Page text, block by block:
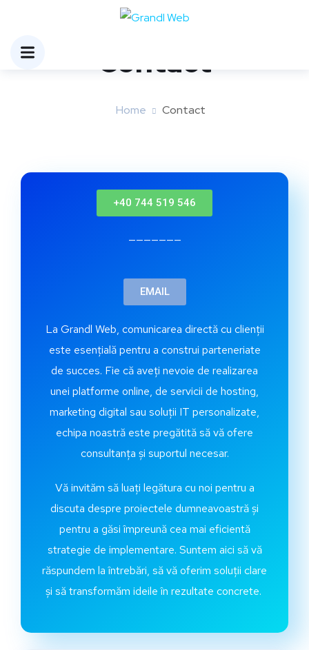
Contact
Home Contact
+40 744 519 546
———————
EMAIL
La Grandl Web, comunicarea directă cu clienții
este esențială pentru a construi parteneriate
de succes. Fie că aveți nevoie de realizarea
unei platforme online, de servicii de hosting,
marketing digital sau soluții IT personalizate,
echipa noastră este pregătită să vă ofere
consultanța și suportul necesar.
Vă invităm să luați legătura cu noi pentru a
discuta despre proiectele dumneavoastră și
pentru a găsi împreună cea mai eficientă
strategie de implementare. Suntem aici să vă
răspundem la întrebări, să vă oferim soluții clare
și să transformăm ideile în rezultate concrete.